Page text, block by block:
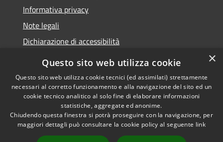
Informativa privacy
Note legali
Dichiarazione di accessibilità
RSS
Privacy
Cookie
Mappa del sito
Copyright © 2026 • Comune di
Nova Milanese • Powered by
Municipium•Accesso
redazione
×
Questo sito web utilizza cookie
Questo sito web utilizza cookie tecnici (ed assimilati) strettamente
necessari al corretto funzionamento e alla navigazione del sito ed un
cookie tecnico analitico al solo fine di elaborare informazioni
statistiche, aggregate ed anonime.
Chiudendo questa finestra si potrà proseguire con la navigazione, per
maggiori dettagli può consultare la cookie policy al seguente link